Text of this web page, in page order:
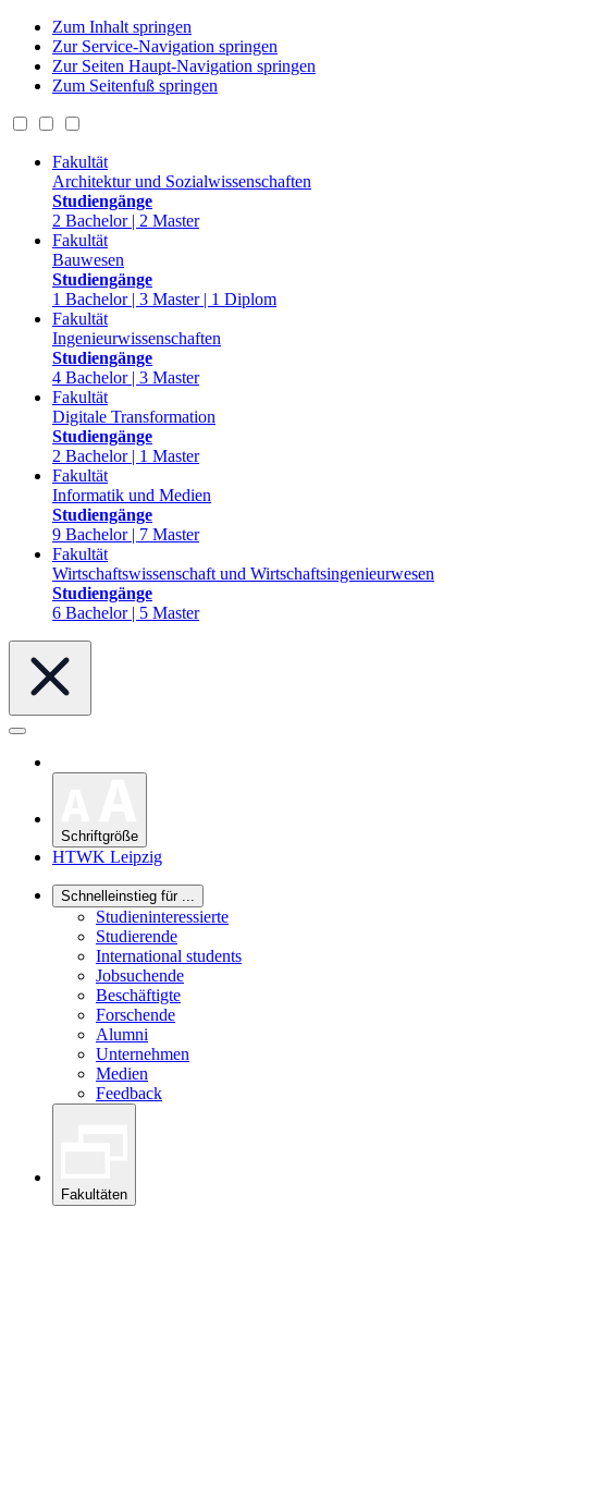
Zum Inhalt springen
Zur Service-Navigation springen
Zur Seiten Haupt-Navigation springen
Zum Seitenfuß springen
Fakultät
Architektur und Sozialwissenschaften
Studiengänge
2 Bachelor | 2 Master
Fakultät
Bauwesen
Studiengänge
1 Bachelor | 3 Master | 1 Diplom
Fakultät
Ingenieurwissenschaften
Studiengänge
4 Bachelor | 3 Master
Fakultät
Digitale Transformation
Studiengänge
2 Bachelor | 1 Master
Fakultät
Informatik und Medien
Studiengänge
9 Bachelor | 7 Master
Fakultät
Wirtschaftswissenschaft und Wirtschaftsingenieurwesen
Studiengänge
6 Bachelor | 5 Master
Schriftgröße
HTWK Leipzig
Schnelleinstieg für ...
Studieninteressierte
Studierende
International students
Jobsuchende
Beschäftigte
Forschende
Alumni
Unternehmen
Medien
Feedback
Fakultäten